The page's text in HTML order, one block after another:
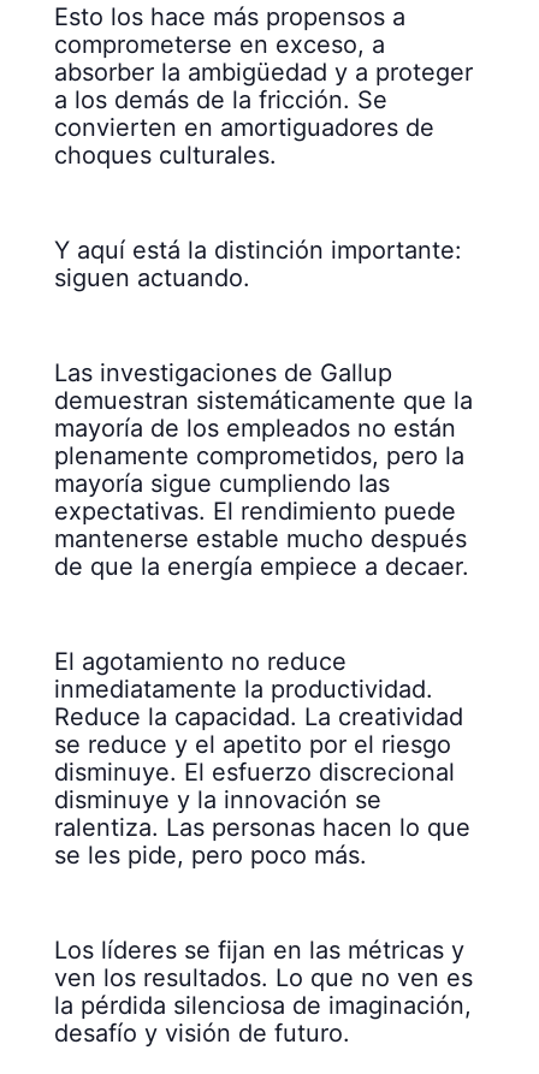
Esto los hace más propensos a
comprometerse en exceso, a
absorber la ambigüedad y a proteger
a los demás de la fricción. Se
convierten en amortiguadores de
choques culturales.
Y aquí está la distinción importante:
siguen actuando.
Las investigaciones de Gallup
demuestran sistemáticamente que la
mayoría de los empleados no están
plenamente comprometidos, pero la
mayoría sigue cumpliendo las
expectativas. El rendimiento puede
mantenerse estable mucho después
de que la energía empiece a decaer.
El agotamiento no reduce
inmediatamente la productividad.
Reduce la capacidad. La creatividad
se reduce y el apetito por el riesgo
disminuye. El esfuerzo discrecional
disminuye y la innovación se
ralentiza. Las personas hacen lo que
se les pide, pero poco más.
Los líderes se fijan en las métricas y
ven los resultados. Lo que no ven es
la pérdida silenciosa de imaginación,
desafío y visión de futuro.